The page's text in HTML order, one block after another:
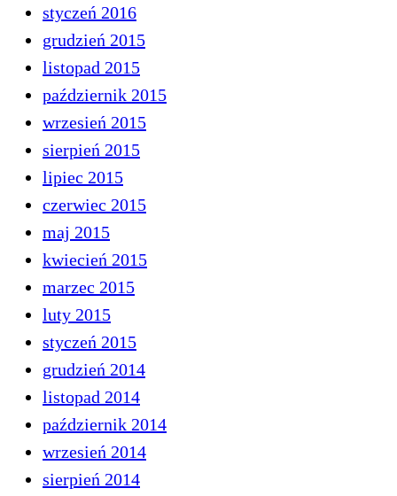
styczeń 2016
grudzień 2015
listopad 2015
październik 2015
wrzesień 2015
sierpień 2015
lipiec 2015
czerwiec 2015
maj 2015
kwiecień 2015
marzec 2015
luty 2015
styczeń 2015
grudzień 2014
listopad 2014
październik 2014
wrzesień 2014
sierpień 2014